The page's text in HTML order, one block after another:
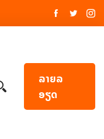
ລາຍລ
ອຽດ